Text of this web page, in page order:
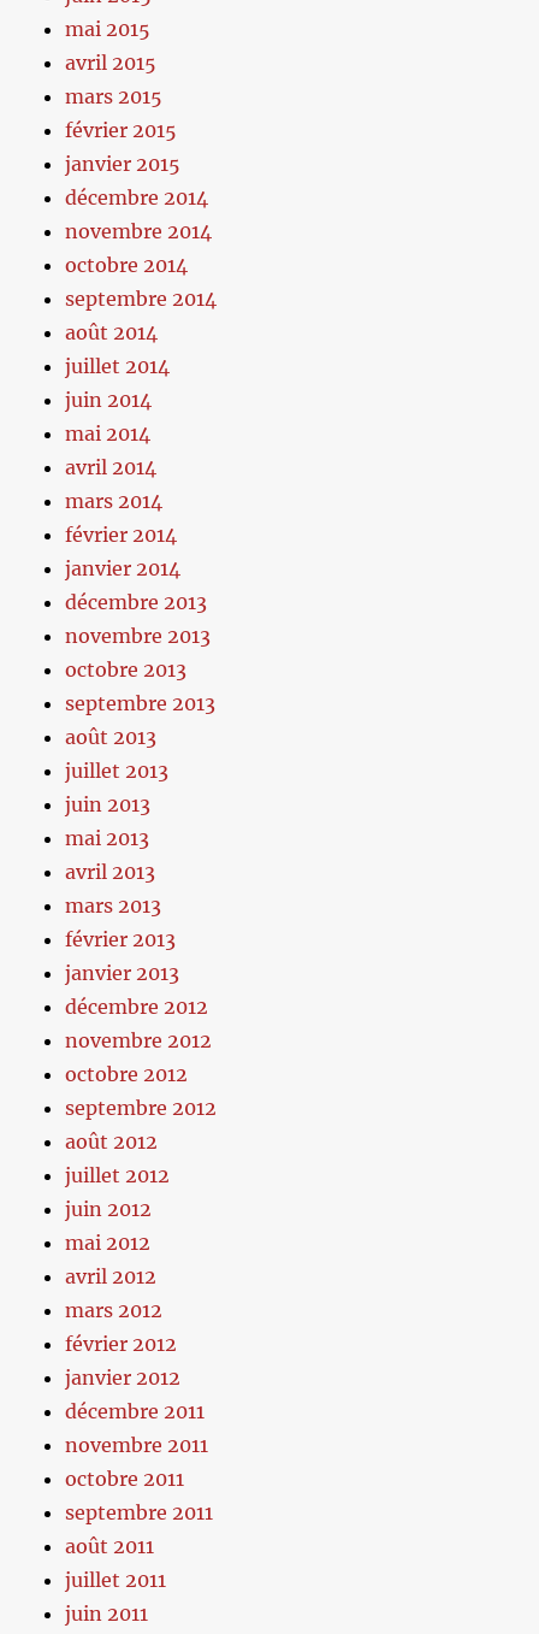
mai 2015
avril 2015
mars 2015
février 2015
janvier 2015
décembre 2014
novembre 2014
octobre 2014
septembre 2014
août 2014
juillet 2014
juin 2014
mai 2014
avril 2014
mars 2014
février 2014
janvier 2014
décembre 2013
novembre 2013
octobre 2013
septembre 2013
août 2013
juillet 2013
juin 2013
mai 2013
avril 2013
mars 2013
février 2013
janvier 2013
décembre 2012
novembre 2012
octobre 2012
septembre 2012
août 2012
juillet 2012
juin 2012
mai 2012
avril 2012
mars 2012
février 2012
janvier 2012
décembre 2011
novembre 2011
octobre 2011
septembre 2011
août 2011
juillet 2011
juin 2011